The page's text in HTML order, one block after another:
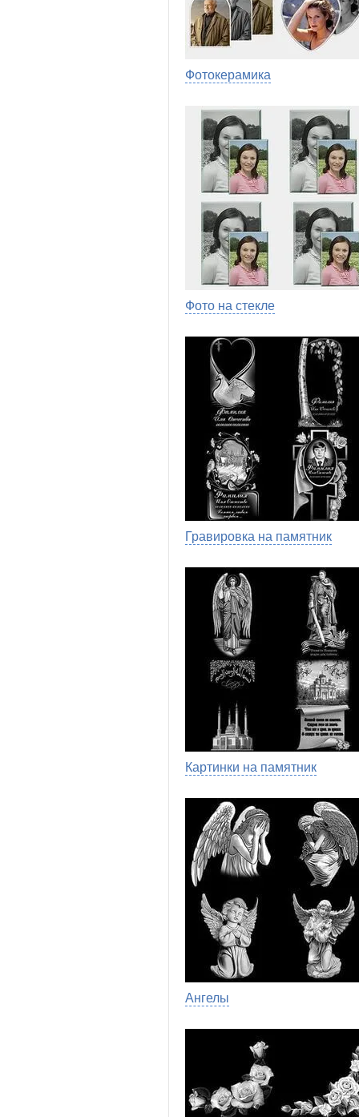
Фотокерамика
Фото на стекле
Гравировка на памятник
Картинки на памятник
Ангелы